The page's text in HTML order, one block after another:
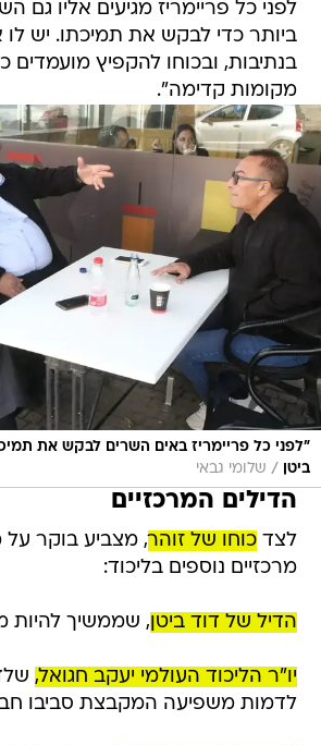
לפני כל פריימריז מגיעים אליו גם
ביותר כדי לבקש את תמיכתו. יש לו
בנתיבות, ובכוחו להקפיץ מועמדים
מקומות קדימה".
"לפני כל פריימריז באים השרים לבקש את
ביטן
/ שלומי גבאי
הדילים המרכזיים
לצדכוחו של זוהר, מצביע בוקר על
מרכזיים נוספים בליכוד:
הדיל של דוד ביטן, שממשיך להיות
יו"ר הליכוד העולמי יעקב חגואל,
לדמות משפיעה המקבצת סביבו